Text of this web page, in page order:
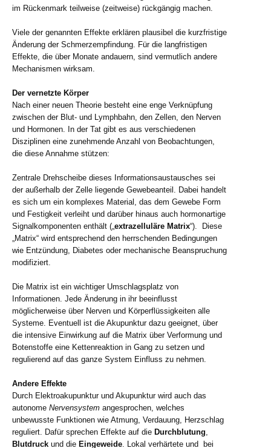
im Rückenmark teilweise (zeitweise) rückgängig machen.
Viele der genannten Effekte erklären plausibel die kurzfristige
Änderung der Schmerzempfindung. Für die langfristigen
Effekte, die über Monate andauern, sind vermutlich andere
Mechanismen wirksam.
Der vernetzte Körper
Nach einer neuen Theorie besteht eine enge Verknüpfung
zwischen der Blut- und Lymphbahn, den Zellen, den Nerven
und Hormonen. In der Tat gibt es aus verschiedenen
Disziplinen eine zunehmende Anzahl von Beobachtungen,
die diese Annahme stützen:
Zentrale Drehscheibe dieses Informationsaustausches sei
der außerhalb der Zelle liegende Gewebeanteil. Dabei handelt
es sich um ein komplexes Material, das dem Gewebe Form
und Festigkeit verleiht und darüber hinaus auch hormonartige
Signalkomponenten enthält („extrazelluläre Matrix“). Diese
„Matrix“ wird entsprechend den herrschenden Bedingungen
wie Entzündung, Diabetes oder mechanische Beanspruchung
modifiziert.
Die Matrix ist ein wichtiger Umschlagsplatz von
Informationen. Jede Änderung in ihr beeinflusst
möglicherweise über Nerven und Körperflüssigkeiten alle
Systeme. Eventuell ist die Akupunktur dazu geeignet, über
die intensive Einwirkung auf die Matrix über Verformung und
Botenstoffe eine Kettenreaktion in Gang zu setzen und
regulierend auf das ganze System Einfluss zu nehmen.
Andere Effekte
Durch Elektroakupunktur und Akupunktur wird auch das
autonome Nervensystem angesprochen, welches
unbewusste Funktionen wie Atmung, Verdauung, Herzschlag
reguliert. Dafür sprechen Effekte auf die Durchblutung,
Blutdruck und die Eingeweide. Lokal verhärtete und bei